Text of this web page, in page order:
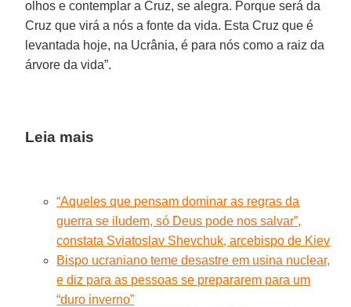
olhos e contemplar a Cruz, se alegra. Porque será da
Cruz que virá a nós a fonte da vida. Esta Cruz que é
levantada hoje, na Ucrânia, é para nós como a raiz da
árvore da vida”.
Leia mais
“Aqueles que pensam dominar as regras da
guerra se iludem, só Deus pode nos salvar”,
constata Sviatoslav Shevchuk, arcebispo de Kiev
Bispo ucraniano teme desastre em usina nuclear,
e diz para as pessoas se prepararem para um
“duro inverno”